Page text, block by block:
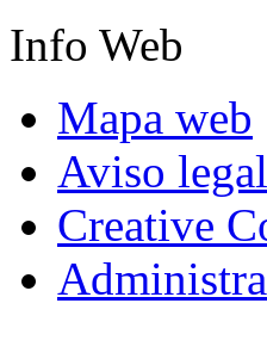
Info Web
Mapa web
Aviso legal
Creative